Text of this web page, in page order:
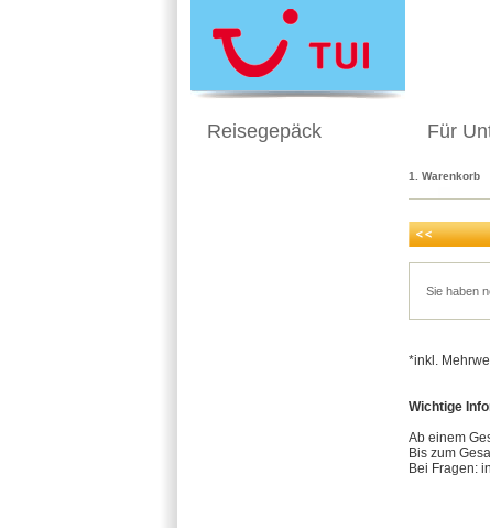
Reisegepäck Für
1. Warenkorb
Sie haben
*inkl.
Wichtige
Ab einem
Bis zum
Bei Fragen: